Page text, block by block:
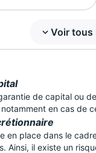
Voir tous
de capital ou
en cas de
en place dans le
Ainsi, il existe un